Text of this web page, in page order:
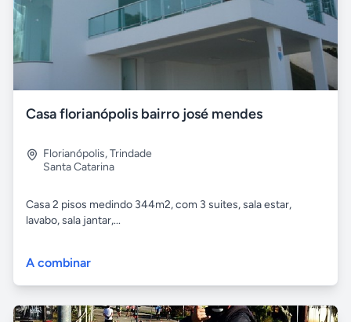
Casa florianópolis bairro josé mendes
Florianópolis,Trindade
Santa Catarina
Casa 2 pisos medindo 344m2, com 3 suites, sala estar,
lavabo, sala jantar,...
A combinar